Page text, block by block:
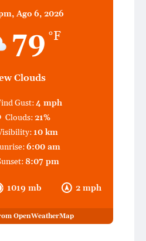
Ago 6, 2026
79 °F
Clouds
1019 mb 2 mph
Gust:4 mph
Clouds:21%
10 km
6:00 am
8:07 pm
OpenWeatherMap